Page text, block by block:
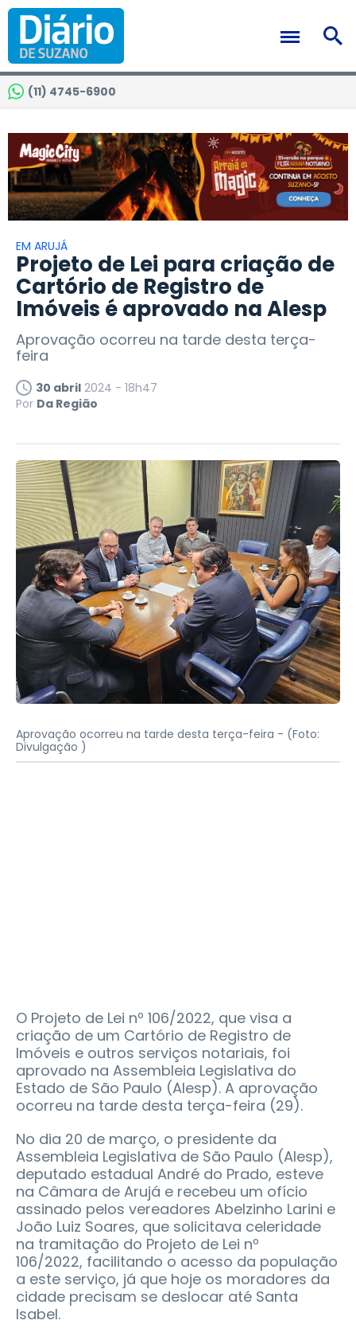
(11) 4745-6900
EM ARUJÁ
Projeto de Lei para criação de
Cartório de Registro de
Imóveis é aprovado na Alesp
Aprovação ocorreu na tarde desta terça-
feira
30 abril 2024 - 18h47
Por Da Região
Aprovação ocorreu na tarde desta terça-feira - (Foto:
Divulgação )
O Projeto de Lei nº 106/2022, que visa a
criação de um Cartório de Registro de
Imóveis e outros serviços notariais, foi
aprovado na Assembleia Legislativa do
Estado de São Paulo (Alesp). A aprovação
ocorreu na tarde desta terça-feira (29).
No dia 20 de março, o presidente da
Assembleia Legislativa de São Paulo (Alesp),
deputado estadual André do Prado, esteve
na Câmara de Arujá e recebeu um ofício
assinado pelos vereadores Abelzinho Larini e
João Luiz Soares, que solicitava celeridade
na tramitação do Projeto de Lei nº
106/2022, facilitando o acesso da população
a este serviço, já que hoje os moradores da
cidade precisam se deslocar até Santa
Isabel.